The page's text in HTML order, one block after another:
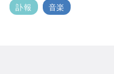
訃報
音楽